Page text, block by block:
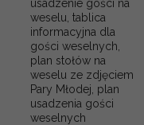
usadzenie gości na
weselu, tablica
informacyjna dla
gości weselnych,
plan stołów na
weselu ze zdjęciem
Pary Młodej, plan
usadzenia gości
weselnych